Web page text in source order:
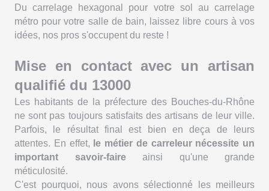
Du carrelage hexagonal pour votre sol au carrelage
métro pour votre salle de bain, laissez libre cours à vos
idées, nos pros s'occupent du reste !
Mise en contact avec un artisan
qualifié du 13000
Les habitants de la préfecture des Bouches-du-Rhône
ne sont pas toujours satisfaits des artisans de leur ville.
Parfois, le résultat final est bien en deça de leurs
attentes. En effet, le métier de carreleur nécessite un
important savoir-faireainsi qu'une grande
méticulosité.
C'est pourquoi, nous avons sélectionné les meilleurs